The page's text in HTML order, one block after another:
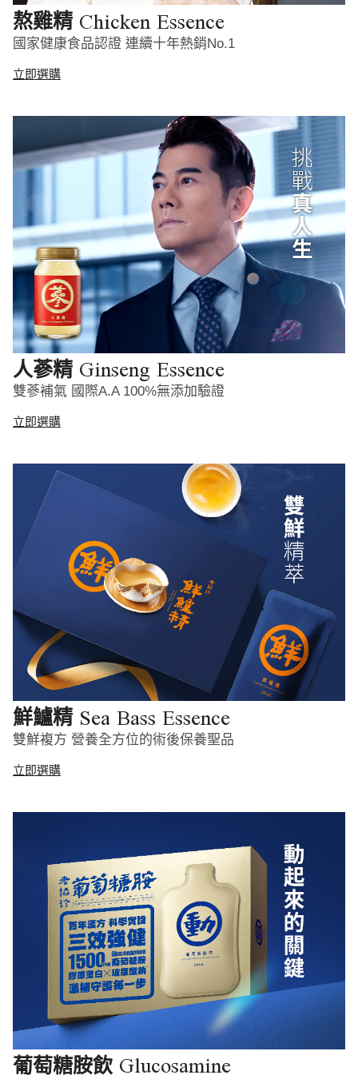
熬雞精 Chicken Essence
國家健康食品認證 連續十年熱銷No.1
立即選購
人蔘精 Ginseng Essence
雙蔘補氣 國際A.A 100%無添加驗證
立即選購
鮮鱸精 Sea Bass Essence
雙鮮複方 營養全方位的術後保養聖品
立即選購
葡萄糖胺飲